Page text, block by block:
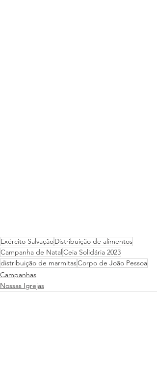
Exército SalvaçãoDistribuição de alimentos
Campanha de NatalCeia Solidária 2023
distribuição de marmitasCorpo de João Pessoa
Campanhas
Nossas Igrejas